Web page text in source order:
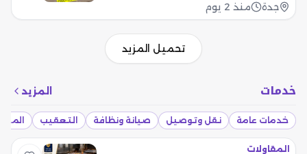
جدة
منذ 2 يوم
تحميل المزيد
خدمات المزيد
خدمات عامة نقل وتوصيل صيانة ونظافة التعقيب
المقاولات